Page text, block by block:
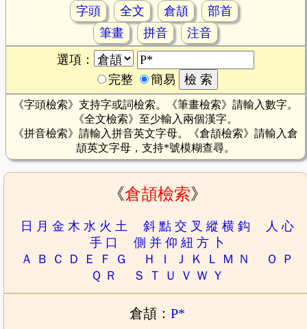
字頭 全文 倉頡
部首
筆畫
拼音
注音
選項：
完整
簡易
《字頭檢索》支持字或詞檢索。《筆畫檢索》請輸入數字。
《全文檢索》至少輸入兩個漢字。
《拼音檢索》請輸入拼音英文字母。《倉頡檢索》請輸入倉
頡英文字母，支持*號模糊查尋。
《倉頡檢索》
日 月 金 木 水 火 土 斜 點 交 叉 縱 横 鈎 人 心
手 口 側 并 仰 紐 方
卜
Ａ
Ｂ Ｃ Ｄ Ｅ Ｆ Ｇ Ｈ Ｉ Ｊ Ｋ Ｌ Ｍ Ｎ Ｏ
Ｐ
Ｑ Ｒ Ｓ Ｔ Ｕ Ｖ Ｗ Ｙ
倉頡： P*